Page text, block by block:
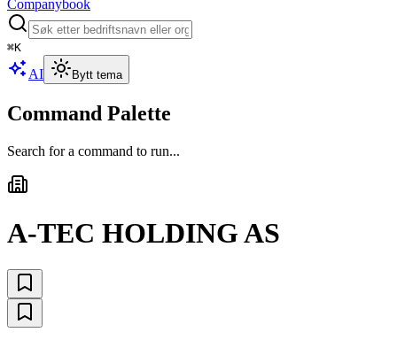
Companybook
⌘K
AI Bytt tema
Command Palette
Search for a command to run...
A-TEC HOLDING AS